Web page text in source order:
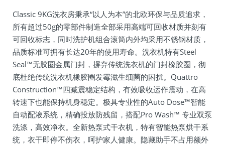
Classic 9KG洗衣房秉承“以人为本”的北欧环保与品质追求，
所有超过50g的零部件制造全部采用高端可回收材质并刻有
可回收标志，同时洗护机组合滚筒内外均采用不锈钢材质，
品质标准可拥有长达20年的使用寿命。洗衣机特有Steel
Seal™无胶圈金属门封，摒弃传统洗衣机的门封橡胶圈，彻
底杜绝传统洗衣机橡胶圈发霉滋生细菌的困扰。Quattro
Construction™四减震稳定结构，有效吸收运作震动，在高
转速下也能保持机身稳定。极具专业性的Auto Dose™智能
自动配液系统，精确投放防残留，搭配Pro Wash™ 专业双泵
洗涤，高效净衣。全新热泵式干衣机，特有智能热泵烘干系
统，衣干即停不伤衣，呵护家人健康。隐藏助手不占用额外